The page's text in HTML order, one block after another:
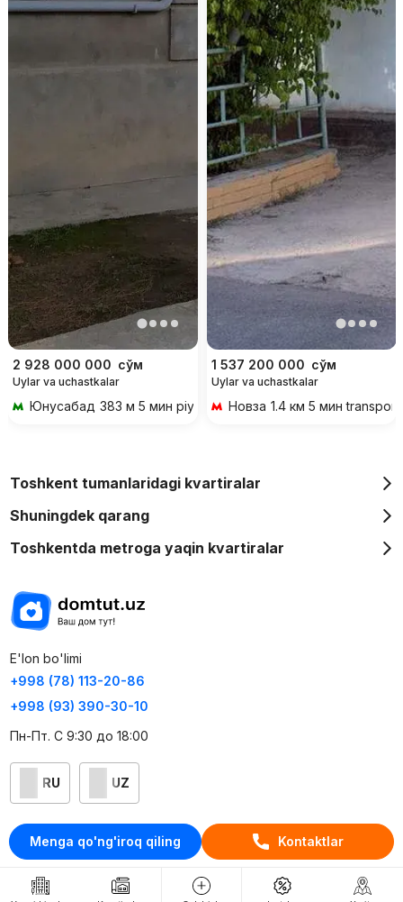
Menga qo'ng'iroq qiling Kontaktlar
2 928 000 000 сўм
Uylar va uchastkalar
Юнусабад 383 м 5 мин piyoda
1 537 200 000 сўм
Uylar va uchastkalar
Новза 1.4 км 5 мин
Toshkent tumanlaridagi kvartiralar
Shuningdek qarang
Toshkentda metroga yaqin kvartiralar
E'lon bo'limi
+998 (78) 113-20-86
+998 (93) 390-30-10
Пн-Пт. С 9:30 до 18:00
RU UZ
Kontaktlar
loyiha haqida
Webnow © loyihasi